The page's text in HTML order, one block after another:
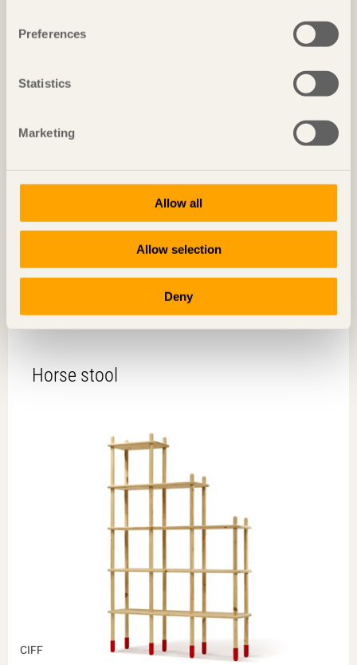
Preferences
Statistics
Marketing
Allow all
Allow selection
Deny
Malmö Banhallar
Horse stool
CIFF